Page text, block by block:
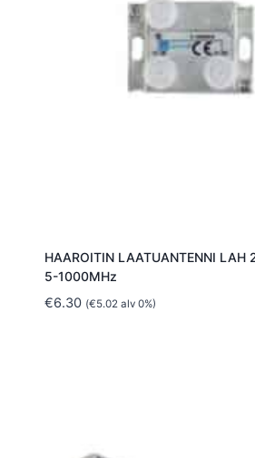
HAAROITIN LAATUANTENNI LAH
5-1000MHz
€6.30 (€5.02alv 0%)